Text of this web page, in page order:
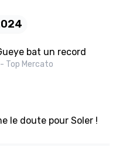
bat un record
- Top Mercato
le doute pour Soler !